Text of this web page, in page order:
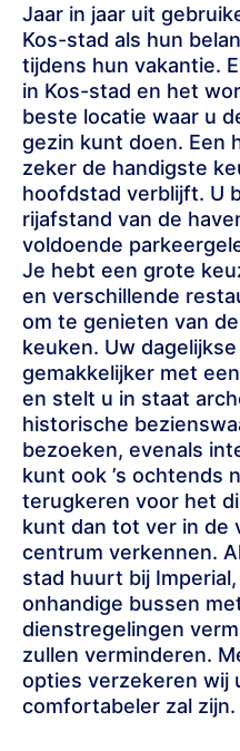
Jaar in jaar uit
Kos-stad als hun
tijdens hun vakantie.
in Kos-stad en het
beste locatie waar u
gezin kunt doen. Een
zeker de handigste
hoofdstad verblijft. U
rijafstand van de
voldoende
Je hebt een grote
en verschillende
om te genieten van
keuken. Uw
gemakkelijker met
en stelt u in staat
historische
bezoeken, evenals
kunt ook ’s ochtends
terugkeren voor het
kunt dan tot ver in de
centrum verkennen.
stad huurt bij
onhandige bussen
dienstregelingen
zullen verminderen.
opties verzekeren wij
comfortabeler zal zijn.